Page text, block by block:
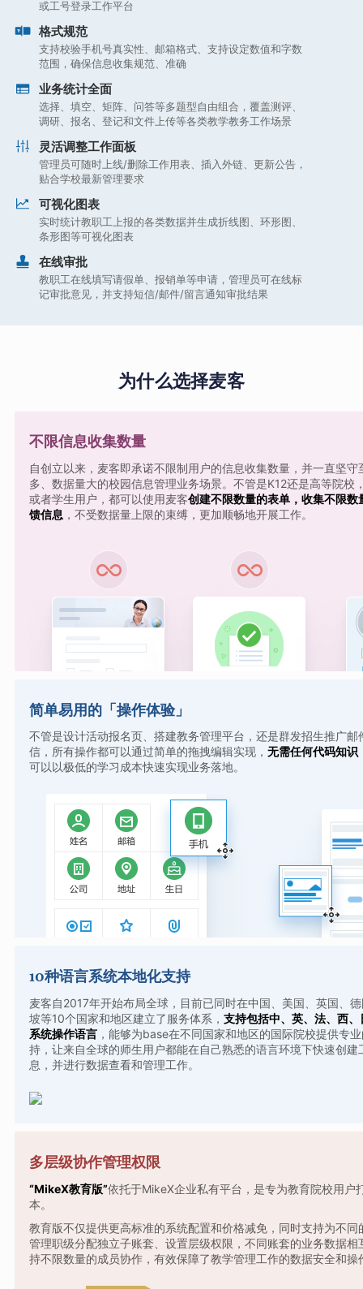
或工号登录工作平台
格式规范
支持校验手机号真实性、邮箱格式、支持设定数值和字数
范围，确保信息收集规范、准确
业务统计全面
选择、填空、矩阵、问答等多题型自由组合，覆盖测评、
调研、报名、登记和文件上传等各类教学教务工作场景
灵活调整工作面板
管理员可随时上线/删除工作用表、插入外链、更新公告，
贴合学校最新管理要求
可视化图表
实时统计教职工上报的各类数据并生成折线图、环形图、
条形图等可视化图表
在线审批
教职工在线填写请假单、报销单等申请，管理员可在线标
记审批意见，并支持短信/邮件/留言通知审批结果
为什么选择麦客
不限信息收集数量
自创立以来，麦客即承诺不限制用户的信息收集数量，并一直坚守
多、数据量大的校园信息管理业务场景。不管是K12还是高等院校
或者学生用户，都可以使用麦客创建不限数量的表单，收集不限数
馈信息 ，不受数据量上限的束缚，更加顺畅地开展工作。
简单易用的「操作体验」
不管是设计活动报名页、搭建教务管理平台，还是群发招生推广邮
信，所有操作都可以通过简单的拖拽编辑实现， 无需任何代码知识
可以以极低的学习成本快速实现业务落地。
10种语言系统本地化支持
麦客自2017年开始布局全球，目前已同时在中国、美国、英国、
坡等10个国家和地区建立了服务体系， 支持包括中、英、法、西
系统操作语言，能够为base在不同国家和地区的国际院校提供专
持，让来自全球的师生用户都能在自己熟悉的语言环境下快速创建
息，并进行数据查看和管理工作。
多层级协作管理权限
“MikeX教育版”依托于MikeX企业私有平台，是专为教育院校用户
本。
教育版不仅提供更高标准的系统配置和价格减免，同时支持为不同
管理职级分配独立子账套、设置层级权限，不同账套的业务数据相
持不限数量的成员协作，有效保障了教学管理工作的数据安全和操